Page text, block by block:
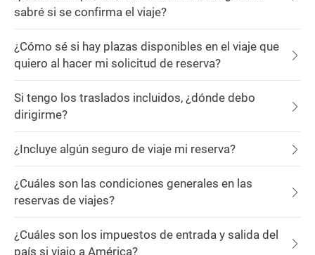
sabré si se confirma el viaje?
¿Cómo sé si hay plazas disponibles en el viaje que
quiero al hacer mi solicitud de reserva?
Si tengo los traslados incluidos, ¿dónde debo
dirigirme?
¿Incluye algún seguro de viaje mi reserva?
¿Cuáles son las condiciones generales en las
reservas de viajes?
¿Cuáles son los impuestos de entrada y salida del
país si viajo a América?